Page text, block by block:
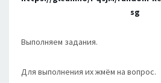
sg
Выполняем задания.
Для выполнения их жмём на вопрос.